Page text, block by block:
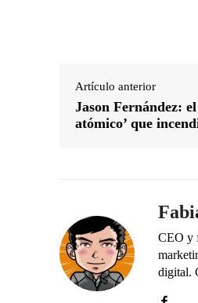
Artículo anterior
Jason Fernández:
atómico’ que
CEO y
digital.